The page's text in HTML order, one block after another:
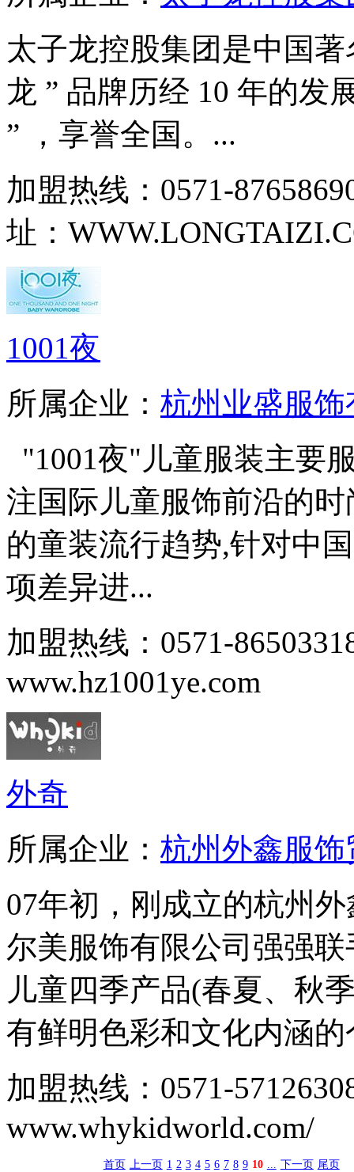
太子龙控股集团是中国
龙 ” 品牌历经 10 年的发
” ，享誉全国。...
加盟热线：0571-
址：
1001夜
所属企业： 杭州业盛服
"1001夜"儿童服装主要
注国际儿童服饰前沿的
的童装流行趋势,针对中
项差异进...
加盟热线：0571-
www.hz1001ye.com
外奇
所属企业： 杭州外鑫服
07年初，刚成立的杭州
尔美服饰有限公司强强
儿童四季产品(春夏、秋
有鲜明色彩和文化内涵的
加盟热线：0571-
www.whykidworld.com/
首页 上一页 1 2 3 4 5 6 7 8 9 10 ... 下一页 尾页